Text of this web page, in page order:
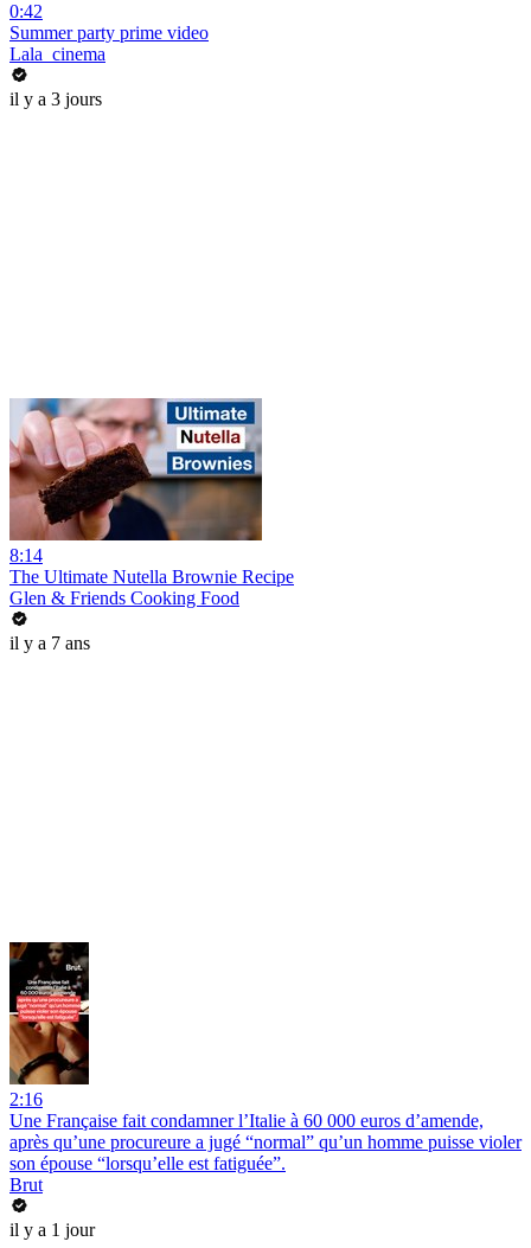
0:42
Summer party prime video
Lala_cinema
il y a 3 jours
8:14
The Ultimate Nutella Brownie Recipe
Glen & Friends Cooking Food
il y a 7 ans
2:16
Une Française fait condamner l’Italie à 60 000 euros d’amende,
après qu’une procureure a jugé “normal” qu’un homme puisse violer
son épouse “lorsqu’elle est fatiguée”.
Brut
il y a 1 jour